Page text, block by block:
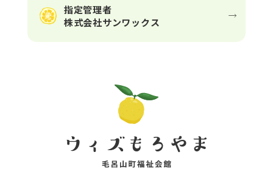
指定管理者
株式会社サンワックス